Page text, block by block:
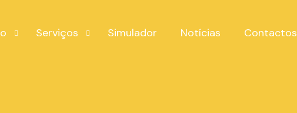
Serviços Simulador Notícias Contactos